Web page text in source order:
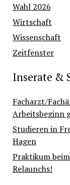
Wahl 2026
Wirtschaft
Wissenschaft
Zeitfenster
Inserate &
Facharzt/
Arbeitsbeginn
Studieren in
Hagen
Praktikum
Relaunchs!